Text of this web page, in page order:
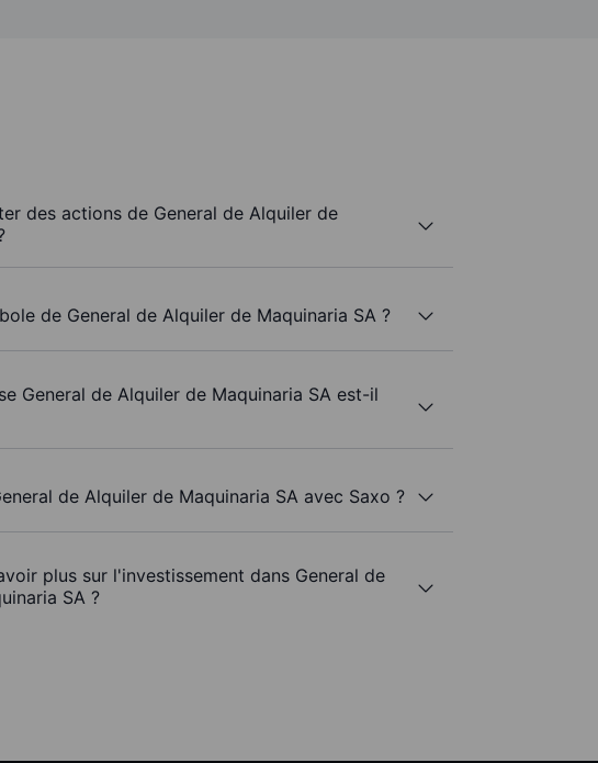
des actions de General de Alquiler de
de General de Alquiler de Maquinaria SA ?
General de Alquiler de Maquinaria SA est-il
de Alquiler de Maquinaria SA avec Saxo ?
plus sur l'investissement dans General de
SA ?